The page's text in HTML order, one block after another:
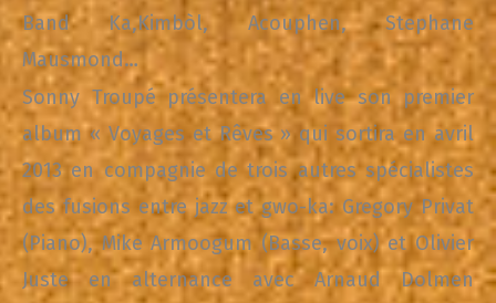
Band Ka,Kimbòl, Acouphen, Stephane
Mausmond…
Sonny Troupé présentera en live son premier
album « Voyages et Rêves » qui sortira en avril
2013 en compagnie de trois autres spécialistes
des fusions entre jazz et gwo-ka: Gregory Privat
(Piano), Mike Armoogum (Basse, voix) et Olivier
Juste en alternance avec Arnaud Dolmen